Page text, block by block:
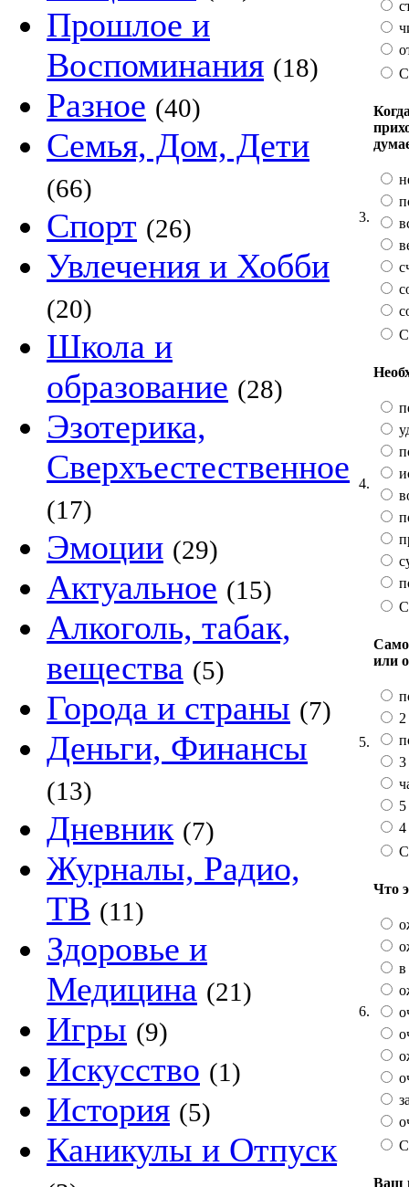
Прошлое и
Воспоминания (18)
Разное (40)
Семья, Дом, Дети
(66)
Спорт (26)
Увлечения и Хобби
(20)
Школа и
образование (28)
Эзотерика,
Сверхъестественное
(17)
Эмоции (29)
Актуальное (15)
Алкоголь, табак,
вещества (5)
Города и страны (7)
Деньги, Финансы
(13)
Дневник (7)
Журналы, Радио,
ТВ (11)
Здоровье и
Медицина (21)
Игры (9)
Искусство (1)
История (5)
Каникулы и Отпуск
3.
4.
5.
или
2
3
4
6.
Что
в
Ваш